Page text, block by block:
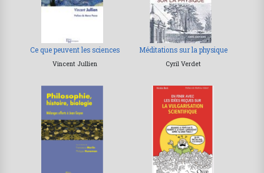
Ce que peuvent les sciences
Vincent Jullien
Méditations sur la physique
Cyril Verdet